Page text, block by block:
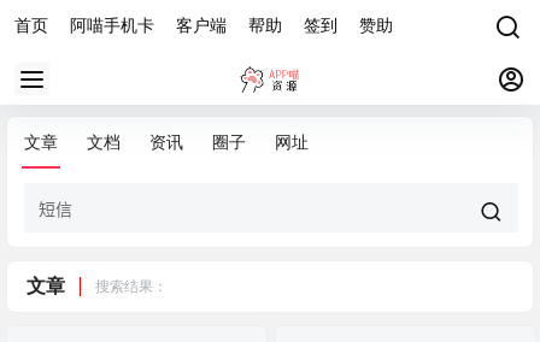
首页 阿喵手机卡 客户端 帮助 签到 赞助
文章 文档 资讯 圈子 网址
文章 搜索结果：